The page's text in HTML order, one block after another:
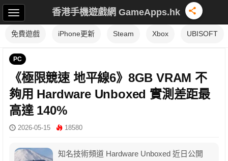
香港手機遊戲網 GameApps.hk
免費遊戲 iPhone更新 Steam Xbox UBISOFT
PC
《極限競速 地平線6》8GB VRAM 不
夠用 Hardware Unboxed 實測差距最
高達 140%
2026-05-15 18580
知名技術頻道 Hardware Unboxed 近日公開